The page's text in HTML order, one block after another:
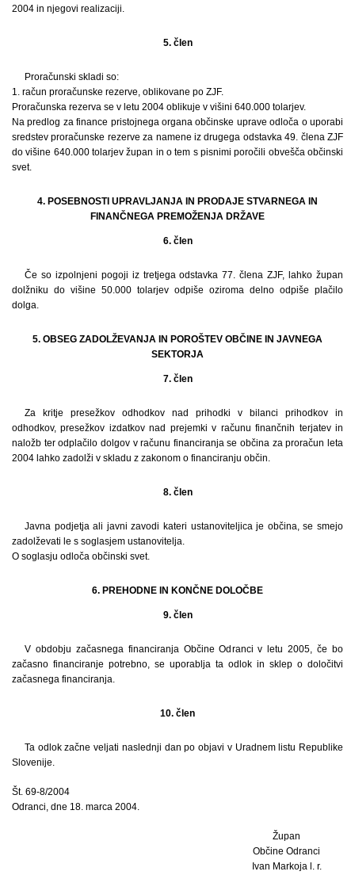
2004 in njegovi realizaciji.
5. člen
Proračunski skladi so:
1. račun proračunske rezerve, oblikovane po ZJF.
Proračunska rezerva se v letu 2004 oblikuje v višini 640.000 tolarjev.
Na predlog za finance pristojnega organa občinske uprave odloča o uporabi
sredstev proračunske rezerve za namene iz drugega odstavka 49. člena ZJF
do višine 640.000 tolarjev župan in o tem s pisnimi poročili obvešča občinski
svet.
4. POSEBNOSTI UPRAVLJANJA IN PRODAJE STVARNEGA IN
FINANČNEGA PREMOŽENJA DRŽAVE
6. člen
Če so izpolnjeni pogoji iz tretjega odstavka 77. člena ZJF, lahko župan
dolžniku do višine 50.000 tolarjev odpiše oziroma delno odpiše plačilo
dolga.
5. OBSEG ZADOLŽEVANJA IN POROŠTEV OBČINE IN JAVNEGA
SEKTORJA
7. člen
Za kritje presežkov odhodkov nad prihodki v bilanci prihodkov in
odhodkov, presežkov izdatkov nad prejemki v računu finančnih terjatev in
naložb ter odplačilo dolgov v računu financiranja se občina za proračun leta
2004 lahko zadolži v skladu z zakonom o financiranju občin.
8. člen
Javna podjetja ali javni zavodi kateri ustanoviteljica je občina, se smejo
zadolževati le s soglasjem ustanovitelja.
O soglasju odloča občinski svet.
6. PREHODNE IN KONČNE DOLOČBE
9. člen
V obdobju začasnega financiranja Občine Odranci v letu 2005, če bo
začasno financiranje potrebno, se uporablja ta odlok in sklep o določitvi
začasnega financiranja.
10. člen
Ta odlok začne veljati naslednji dan po objavi v Uradnem listu Republike
Slovenije.
Št. 69-8/2004
Odranci, dne 18. marca 2004.
Župan
Občine Odranci
Ivan Markoja l. r.